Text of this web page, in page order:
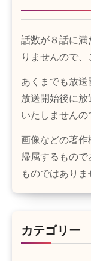
話数が８話に
りませんので、
あくまでも放送
放送開始後に
いたしませんの
画像などの著
帰属するもの
ものではありま
カテゴリー